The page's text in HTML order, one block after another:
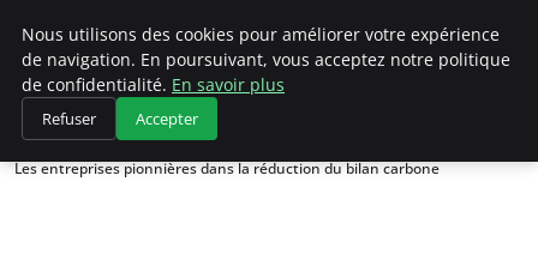
Climategatecountryclub.com
Accueil
Politiques environnementales
Les entreprises pionnières dans la réduction du bilan carbone
Nous utilisons des cookies pour améliorer votre expérience
de navigation. En poursuivant, vous acceptez notre politique
de confidentialité. En savoir plus
Refuser Accepter